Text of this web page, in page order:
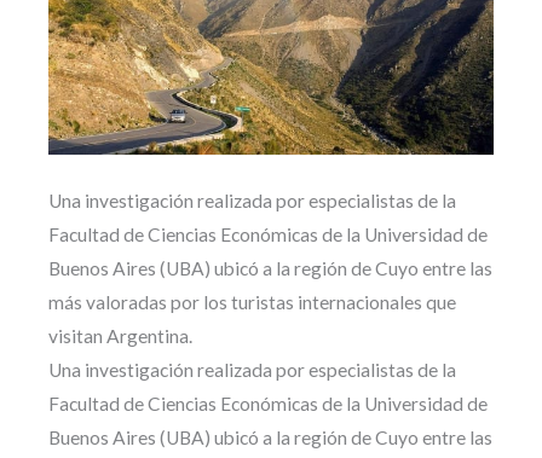
Una investigación realizada por especialistas de la
Facultad de Ciencias Económicas de la Universidad de
Buenos Aires (UBA) ubicó a la región de Cuyo entre las
más valoradas por los turistas internacionales que
visitan Argentina.
Una investigación realizada por especialistas de la
Facultad de Ciencias Económicas de la Universidad de
Buenos Aires (UBA) ubicó a la región de Cuyo entre las